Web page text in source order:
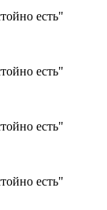
есть"
есть"
есть"
есть"